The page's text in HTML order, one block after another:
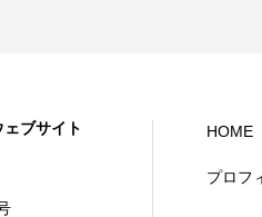
HOME
プロフ